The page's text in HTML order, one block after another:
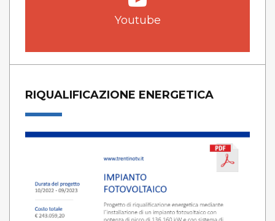
Youtube
RIQUALIFICAZIONE ENERGETICA